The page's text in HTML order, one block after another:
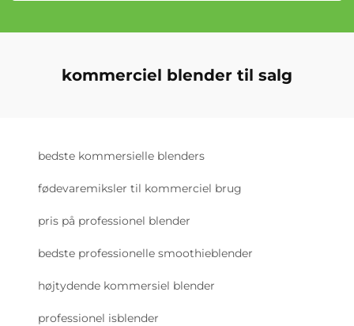
kommerciel blender til salg
bedste kommersielle blenders
fødevaremiksler til kommerciel brug
pris på professionel blender
bedste professionelle smoothieblender
højtydende kommersiel blender
professionel isblender